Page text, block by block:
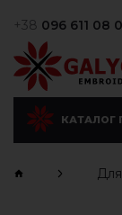
+38 096 611 08
КАТАЛОГ